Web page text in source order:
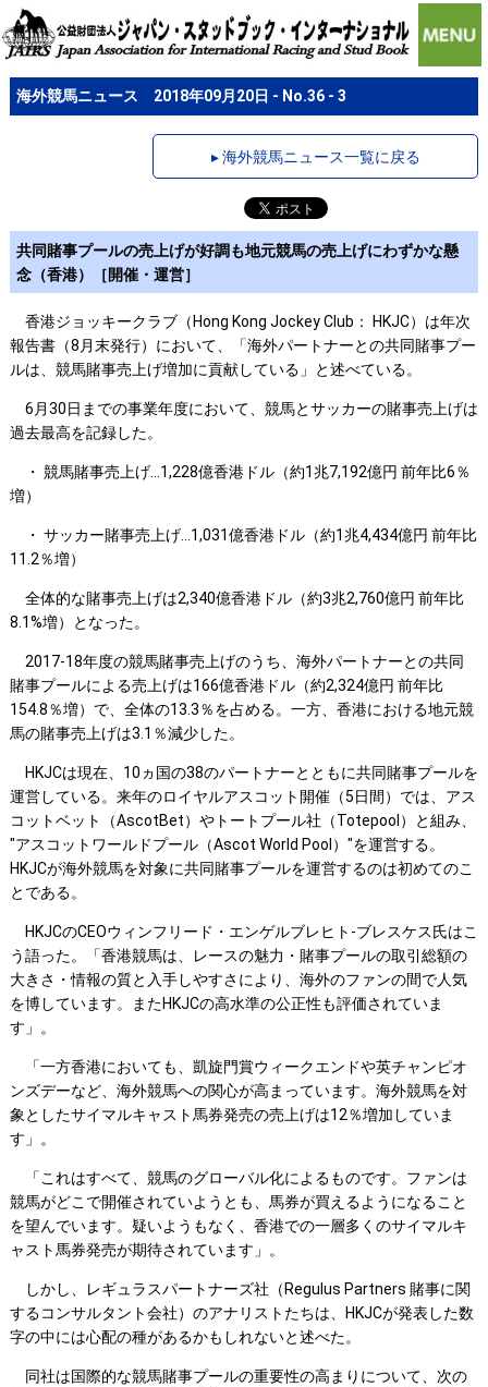
海外競馬ニュース 2018年09月20日 - No.36 - 3
▸ 海外競馬ニュース一覧に戻る
共同賭事プールの売上げが好調も地元競馬の売上げにわずかな懸
念（香港）［開催・運営］
香港ジョッキークラブ（Hong Kong Jockey Club： HKJC）は年次
報告書（8月末発行）において、「海外パートナーとの共同賭事プー
ルは、競馬賭事売上げ増加に貢献している」と述べている。
6月30日までの事業年度において、競馬とサッカーの賭事売上げは
過去最高を記録した。
・ 競馬賭事売上げ...1,228億香港ドル（約1兆7,192億円 前年比6％
増）
・ サッカー賭事売上げ...1,031億香港ドル（約1兆4,434億円 前年比
11.2％増）
全体的な賭事売上げは2,340億香港ドル（約3兆2,760億円 前年比
8.1%増）となった。
2017-18年度の競馬賭事売上げのうち、海外パートナーとの共同
賭事プールによる売上げは166億香港ドル（約2,324億円 前年比
154.8％増）で、全体の13.3％を占める。一方、香港における地元競
馬の賭事売上げは3.1％減少した。
HKJCは現在、10ヵ国の38のパートナーとともに共同賭事プールを
運営している。来年のロイヤルアスコット開催（5日間）では、アス
コットベット（AscotBet）やトートプール社（Totepool）と組み、
"アスコットワールドプール（Ascot World Pool）"を運営する。
HKJCが海外競馬を対象に共同賭事プールを運営するのは初めてのこ
とである。
HKJCのCEOウィンフリード・エンゲルブレヒト-ブレスケス氏はこ
う語った。「香港競馬は、レースの魅力・賭事プールの取引総額の
大きさ・情報の質と入手しやすさにより、海外のファンの間で人気
を博しています。またHKJCの高水準の公正性も評価されていま
す」。
「一方香港においても、凱旋門賞ウィークエンドや英チャンピオ
ンズデーなど、海外競馬への関心が高まっています。海外競馬を対
象としたサイマルキャスト馬券発売の売上げは12％増加していま
す」。
「これはすべて、競馬のグローバル化によるものです。ファンは
競馬がどこで開催されていようとも、馬券が買えるようになること
を望んでいます。疑いようもなく、香港での一層多くのサイマルキ
ャスト馬券発売が期待されています」。
しかし、レギュラスパートナーズ社（Regulus Partners 賭事に関
するコンサルタント会社）のアナリストたちは、HKJCが発表した数
字の中には心配の種があるかもしれないと述べた。
同社は国際的な競馬賭事プールの重要性の高まりについて、次の